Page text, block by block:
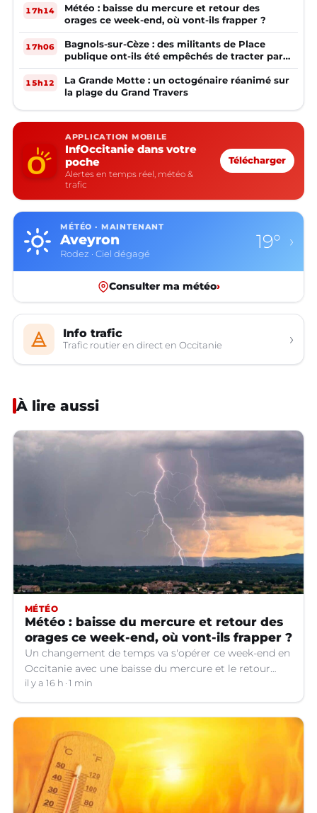
17h14
Météo : baisse du mercure et retour des
orages ce week-end, où vont-ils frapper ?
17h06
Bagnols-sur-Cèze : des militants de Place
publique ont-ils été empêchés de tracter par
la mairie ?
15h12
La Grande Motte : un octogénaire réanimé sur
la plage du Grand Travers
APPLICATION MOBILE
InfOccitanie dans votre
poche
Alertes en temps réel, météo &
trafic
Télécharger
MÉTÉO · MAINTENANT
Aveyron
Rodez · Ciel dégagé
19° ›
Consulter ma météo›
Info trafic
Trafic routier en direct en Occitanie ›
À lire aussi
MÉTÉO
Météo : baisse du mercure et retour des
orages ce week-end, où vont-ils frapper ?
Un changement de temps va s'opérer ce week-end en
Occitanie avec une baisse du mercure et le retour
d'orages dans certains départements.
il y a 16 h 1 min